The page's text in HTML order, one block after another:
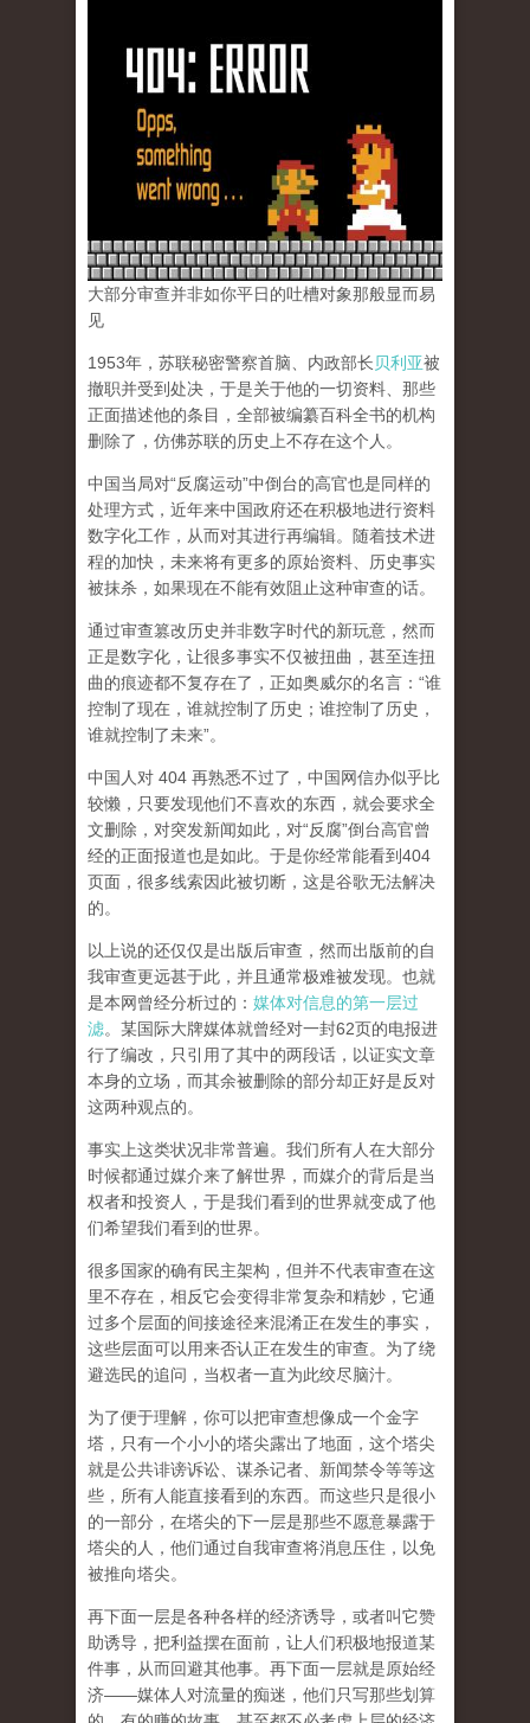
大部分审查并非如你平日的吐槽对象那般显而易
见
1953年，苏联秘密警察首脑、内政部长贝利亚被
撤职并受到处决，于是关于他的一切资料、那些
正面描述他的条目，全部被编纂百科全书的机构
删除了，仿佛苏联的历史上不存在这个人。
中国当局对“反腐运动”中倒台的高官也是同样的
处理方式，近年来中国政府还在积极地进行资料
数字化工作，从而对其进行再编辑。随着技术进
程的加快，未来将有更多的原始资料、历史事实
被抹杀，如果现在不能有效阻止这种审查的话。
通过审查篡改历史并非数字时代的新玩意，然而
正是数字化，让很多事实不仅被扭曲，甚至连扭
曲的痕迹都不复存在了，正如奥威尔的名言：“谁
控制了现在，谁就控制了历史；谁控制了历史，
谁就控制了未来”。
中国人对 404 再熟悉不过了，中国网信办似乎比
较懒，只要发现他们不喜欢的东西，就会要求全
文删除，对突发新闻如此，对“反腐”倒台高官曾
经的正面报道也是如此。于是你经常能看到404
页面， 很多线索因此被切断，这是谷歌无法解决
的。
以上说的还仅仅是出版后审查，然而出版前的自
我审查更远甚于此，并且通常极难被发现。 也就
是本网曾经分析过的： 媒体对信息的第一层过
滤。某国际大牌媒体就曾经对一封62页的电报进
行了编改，只引用了其中的两段话，以证实文章
本身的立场，而其余被删除的部分却正好是反对
这两种观点的。
事实上这类状况非常普遍。我们所有人在大部分
时候都通过媒介来了解世界，而媒介的背后是当
权者和投资人，于是我们看到的世界就变成了他
们希望我们看到的世界。
很多国家的确有民主架构，但并不代表审查在这
里不存在，相反它会变得非常复杂和精妙，它通
过多个层面的间接途径来混淆正在发生的事实，
这些层面可以用来否认正在发生的审查。为了绕
避选民的追问，当权者一直为此绞尽脑汁。
为了便于理解，你可以把审查想像成一个金字
塔，只有一个小小的塔尖露出了地面，这个塔尖
就是公共诽谤诉讼、谋杀记者、新闻禁令等等这
些，所有人能直接看到的东西。而这些只是很小
的一部分，在塔尖的下一层是那些不愿意暴露于
塔尖的人，他们通过自我审查将消息压住，以免
被推向塔尖。
再下面一层是各种各样的经济诱导，或者叫它赞
助诱导，把利益摆在面前，让人们积极地报道某
件事，从而回避其他事。再下面一层就是原始经
济——媒体人对流量的痴迷，他们只写那些划算